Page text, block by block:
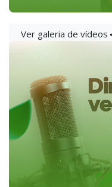
Ver galeria de vídeos